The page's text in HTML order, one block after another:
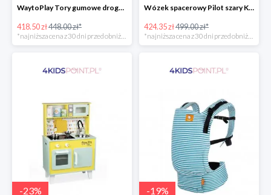
WaytoPlay Tory gumowe droga do układnia dla dzieci 40 elem.
418.50 zł448.00 zł*
*najniższa cena z 30 dni przed obniżką
Wózek spacerowy Pilot szary Kinderkraft
424.35 zł499.00 zł*
*najniższa cena z 30 dni przed obniżką
-23% -19%